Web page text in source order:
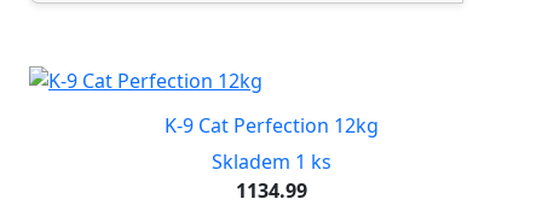
K-9 Cat Perfection 12kg
Skladem 1 ks
1134.99